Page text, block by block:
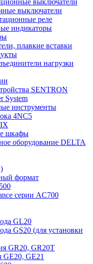
выключатели
выключатели
реле
индикаторы
плавкие вставки
нагрузки
SENTRON
System
инструменты
4NC5
шкафы
оборудование DELTA
формат
серии AC700
GL20
GS20 (для установки
GR20, GR20T
GE21